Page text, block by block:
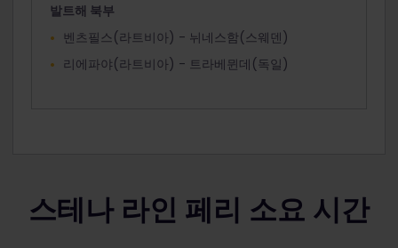
발트해 북부
벤츠필스(라트비아) - 뉘네스함(스웨덴)
리에파야(라트비아) - 트라베뮌데(독일)
스테나 라인 페리 소요 시간